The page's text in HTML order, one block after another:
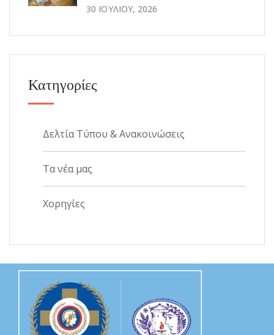
30 ΙΟΥΛΊΟΥ, 2026
Κατηγορίες
Δελτία Τύπου & Ανακοινώσεις
Τα νέα μας
Χορηγίες